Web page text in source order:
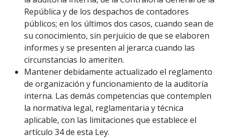
República y de los despachos de contadores
públicos; en los últimos dos casos, cuando sean de
su conocimiento, sin perjuicio de que se elaboren
informes y se presenten al jerarca cuando las
circunstancias lo ameriten.
Mantener debidamente actualizado el reglamento
de organización y funcionamiento de la auditoría
interna. Las demás competencias que contemplen
la normativa legal, reglamentaria y técnica
aplicable, con las limitaciones que establece el
artículo 34 de esta Ley.